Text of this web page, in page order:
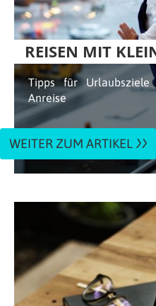
REISEN MIT
Tipps für
Anreise
WEITER ZUM ARTIKEL